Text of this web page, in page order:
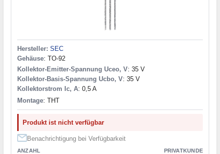
Hersteller: SEC
Gehäuse: TO-92
Kollektor-Emitter-Spannung Uceo, V: 35 V
Kollektor-Basis-Spannung Ucbo, V: 35 V
Kollektorstrom Ic, A: 0,5 A
Montage: THT
Produkt ist nicht verfügbar
Benachrichtigung bei Verfügbarkeit
ANZAHL PRIVATKUNDE